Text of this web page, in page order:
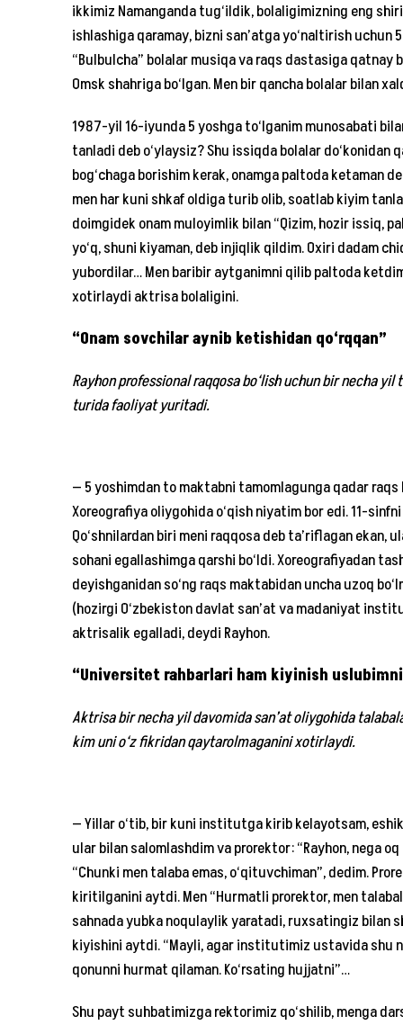
ikkimiz Namanganda tug‘ildik, bolaligimizning eng
ishlashiga qaramay, bizni san’atga yo‘naltirish
“Bulbulcha” bolalar musiqa va raqs dastasiga
Omsk shahriga bo‘lgan. Men bir qancha bolalar bilan
1987-yil 16-iyunda 5 yoshga to‘lganim munosabati
tanladi deb o‘ylaysiz? Shu issiqda bolalar
bog‘chaga borishim kerak, onamga paltoda ketaman
men har kuni shkaf oldiga turib olib, soatlab kiyim
doimgidek onam muloyimlik bilan “Qizim, hozir issiq,
yo‘q, shuni kiyaman, deb injiqlik qildim. Oxiri dadam
yubordilar… Men baribir aytganimni qilib paltoda
xotirlaydi aktrisa bolaligini.
“Onam sovchilar aynib ketishidan qo‘rqqan”
Rayhon professional raqqosa bo‘lish uchun bir necha
turida faoliyat yuritadi.
— 5 yoshimdan to maktabni tamomlagunga qadar
Xoreografiya oliygohida o‘qish niyatim bor edi. 11-
Qo‘shnilardan biri meni raqqosa deb ta’riflagan ekan,
sohani egallashimga qarshi bo‘ldi. Xoreografiyadan
deyishganidan so‘ng raqs maktabidan uncha uzoq
(hozirgi O‘zbekiston davlat san’at va madaniyat
aktrisalik egalladi, deydi Rayhon.
“Universitet rahbarlari ham kiyinish
Aktrisa bir necha yil davomida san’at oliygohida
kim uni o‘z fikridan qaytarolmaganini xotirlaydi.
— Yillar o‘tib, bir kuni institutga kirib kelayotsam,
ular bilan salomlashdim va prorektor: “Rayhon, nega
“Chunki men talaba emas, o‘qituvchiman”, dedim.
kiritilganini aytdi. Men “Hurmatli prorektor, men
sahnada yubka noqulaylik yaratadi, ruxsatingiz bilan
kiyishini aytdi. “Mayli, agar institutimiz ustavida shu
qonunni hurmat qilaman. Ko‘rsating hujjatni”…
Shu payt suhbatimizga rektorimiz qo‘shilib, menga